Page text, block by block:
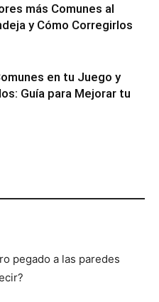
más Comunes al
y Cómo Corregirlos
en tu Juego y
Guía para Mejorar tu
pegado a las paredes